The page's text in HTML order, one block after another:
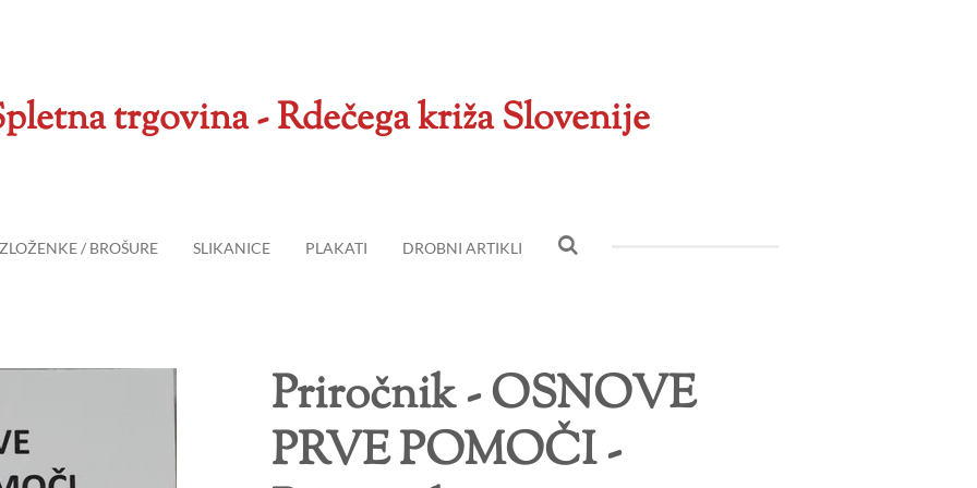
trgovina - Rdečega križa Slovenije
ZLOŽENKE / BROŠURE SLIKANICE PLAKATI DROBNI ARTIKLI
Priročnik - OSNOVE
PRVE POMOČI -